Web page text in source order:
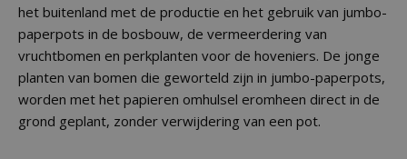
het buitenland met de productie en het gebruik van jumbo-
paperpots in de bosbouw, de vermeerdering van
vruchtbomen en perkplanten voor de hoveniers. De jonge
planten van bomen die geworteld zijn in jumbo-paperpots,
worden met het papieren omhulsel eromheen direct in de
grond geplant, zonder verwijdering van een pot.